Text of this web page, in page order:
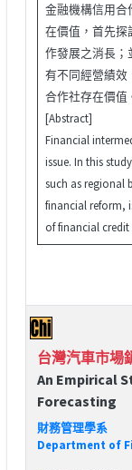
金融機構信用合
在價值，首先探
作發展之消長；
有不同經營績效
合作社存在價值
[Abstract]
Financial
issue. In this
such as regional
financial reform,
of financial
台灣汽車市場
An Empirical
Forecasting
財務管理學系
Department of